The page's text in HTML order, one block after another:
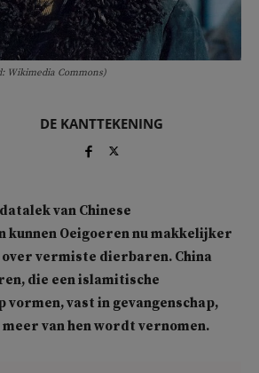
Wikimedia Commons)
DE KANTTEKENING
van Chinese
kunnen Oeigoeren nu makkelijker
vermiste dierbaren. China
die een islamitische
vast in gevangenschap,
van hen wordt vernomen.